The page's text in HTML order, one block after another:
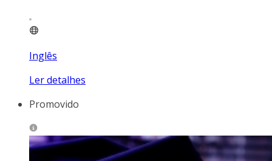
Inglês
Ler detalhes
Promovido